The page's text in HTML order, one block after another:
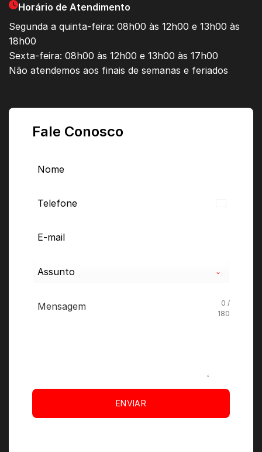
Horário de Atendimento
Segunda a quinta-feira: 08h00 às 12h00 e 13h00 às
18h00
Sexta-feira: 08h00 às 12h00 e 13h00 às 17h00
Não atendemos aos finais de semanas e feriados
Fale Conosco
Assunto
0 /
180
ENVIAR